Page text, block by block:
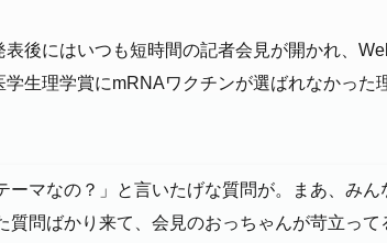
表後にはいつも短時間の記者会見が開かれ、
生理学賞にmRNAワクチンが選ばれなかった
ーマなの？」と言いたげな質問が。まあ、みん
質問ばかり来て、会見のおっちゃんが苛立って